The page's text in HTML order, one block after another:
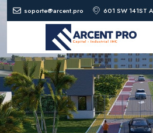
soporte@arcent.pro